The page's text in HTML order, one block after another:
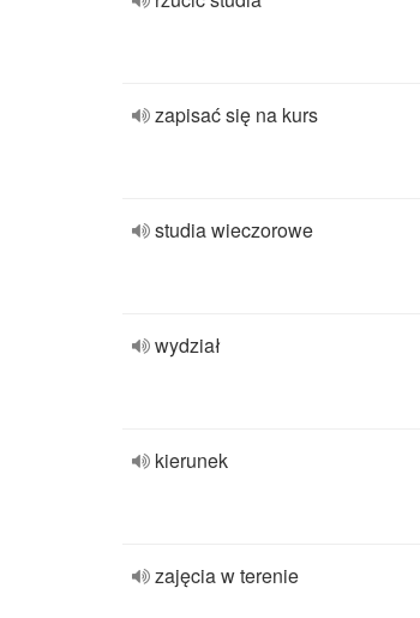
zapisać się na kurs
studia wieczorowe
wydział
kierunek
zajęcia w terenie